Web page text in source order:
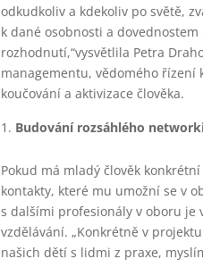
odkudkoliv a kdekoliv po světě,
k dané osobnosti a
rozhodnutí,“vysvětlila Petra
managementu, vědomého
koučování a aktivizace člověka.
Budování rozsáhlého
Pokud má mladý člověk
kontakty, které mu umožní se v
s dalšími profesionály v oboru je
vzdělávání. „Konkrétně v
našich dětí s lidmi z praxe,